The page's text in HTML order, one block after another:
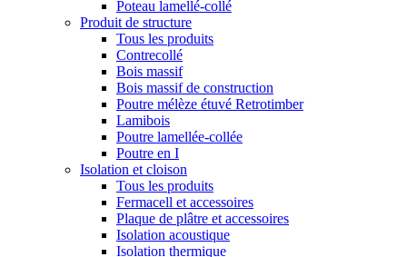
Poteau lamellé-collé
Produit de structure
Tous les produits
Contrecollé
Bois massif
Bois massif de construction
Poutre mélèze étuvé Retrotimber
Lamibois
Poutre lamellée-collée
Poutre en I
Isolation et cloison
Tous les produits
Fermacell et accessoires
Plaque de plâtre et accessoires
Isolation acoustique
Isolation thermique